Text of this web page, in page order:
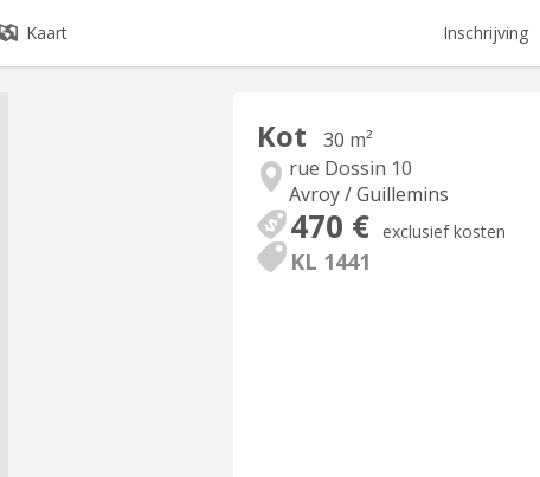
Kaart Inschrijving
Kot
30 m²
rue Dossin 10
Avroy / Guillemins
470 € exclusief kosten
KL 1441